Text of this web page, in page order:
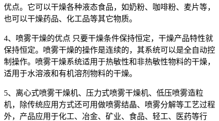
优点。它可以干燥各种液态食品，如奶粉、咖啡粉、麦片等，
也可以干燥药品、化工品等其它物质。
4、喷雾干燥的优点 只要干燥条件保持恒定，干燥产品特性就
保持恒定。喷雾干燥的操作是连续的，其系统可以是全自动控
制操作。喷雾干燥系统适用于热敏性和非热敏性物料的干燥，
适用于水溶液和有机溶剂物料的干燥。
5、离心式喷雾干燥机、压力式喷雾干燥机、低压喷雾造粒
机，除传统应用方式还可用做喷雾结晶、喷雾分解等工艺过程
外，产品应用于化工、冶金、矿业、食品、轻工、医药等行